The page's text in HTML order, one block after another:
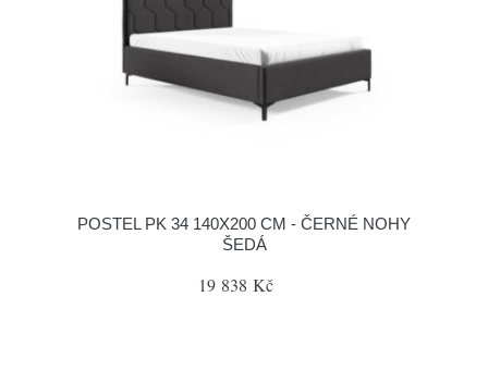
POSTEL PK 34 140X200 CM - ČERNÉ NOHY
ŠEDÁ
19 838 Kč